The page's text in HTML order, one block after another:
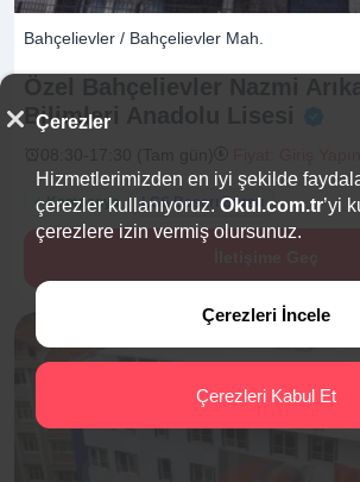
Bahçelievler / Bahçelievler Mah.
Bilimleri Anadolu
+ Kampanya LGS Başarı Bursu
Çerezler
Hizmetlerimizden en iyi şekilde
çerezler kullanıyoruz. Okul.com.tr’yi
çerezlere izin vermiş olursunuz.
Çerezleri İncele
Çerezleri Kabul Et